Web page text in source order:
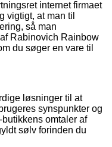
internet firmaet
vigtigt, at man til
så man
Rabinovich Rainbow
du søger en vare til
løsninger til at
synspunkter og
omtaler af
sølv forinden du